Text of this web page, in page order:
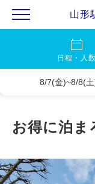
山形
日程・人数
8/7(金)~8/8(
お得に泊ま